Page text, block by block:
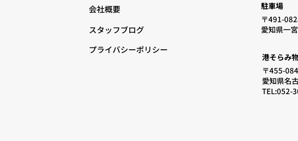
会社概要
スタッフブログ
プライバシーポリシー
駐車場
〒491-
愛知県一
港そらみ
〒455-
愛知県名
TEL:052-